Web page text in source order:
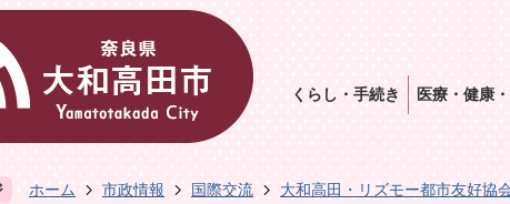
くらし・手続き 医療・健康
ホーム 市政情報 国際交流 大和高田・リズモー都市友好協